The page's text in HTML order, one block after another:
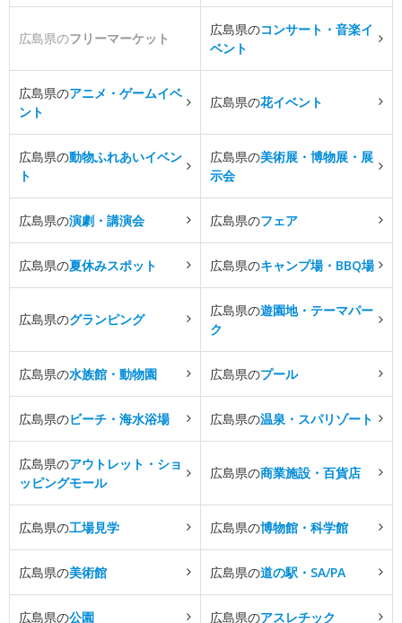
広島県のフリーマーケット
広島県のコンサート・音楽イ
ベント
広島県のアニメ・ゲームイベ
ント
広島県の花イベント
広島県の動物ふれあいイベン
ト
広島県の美術展・博物展・展
示会
広島県の演劇・講演会 広島県のフェア
広島県の夏休みスポット 広島県のキャンプ場・BBQ場
広島県のグランピング
広島県の遊園地・テーマパー
ク
広島県の水族館・動物園 広島県のプール
広島県のビーチ・海水浴場 広島県の温泉・スパリゾート
広島県のアウトレット・ショ
ッピングモール
広島県の商業施設・百貨店
広島県の工場見学 広島県の博物館・科学館
広島県の美術館 広島県の道の駅・SA/PA
広島県の公園 広島県のアスレチック